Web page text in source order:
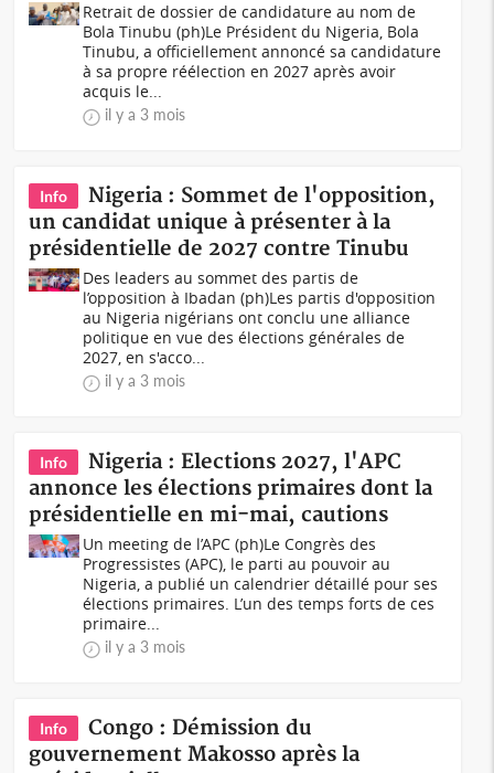
Retrait de dossier de candidature au nom de
Bola Tinubu (ph)Le Président du Nigeria, Bola
Tinubu, a officiellement annoncé sa candidature
à sa propre réélection en 2027 après avoir
acquis le...
il y a 3 mois
Info
Nigeria : Sommet de l'opposition,
un candidat unique à présenter à la
présidentielle de 2027 contre Tinubu
Des leaders au sommet des partis de
l’opposition à Ibadan (ph)Les partis d'opposition
au Nigeria nigérians ont conclu une alliance
politique en vue des élections générales de
2027, en s'acco...
il y a 3 mois
Info
Nigeria : Elections 2027, l'APC
annonce les élections primaires dont la
présidentielle en mi-mai, cautions
Un meeting de l’APC (ph)Le Congrès des
Progressistes (APC), le parti au pouvoir au
Nigeria, a publié un calendrier détaillé pour ses
élections primaires. L’un des temps forts de ces
primaire...
il y a 3 mois
Info
Congo : Démission du
gouvernement Makosso après la